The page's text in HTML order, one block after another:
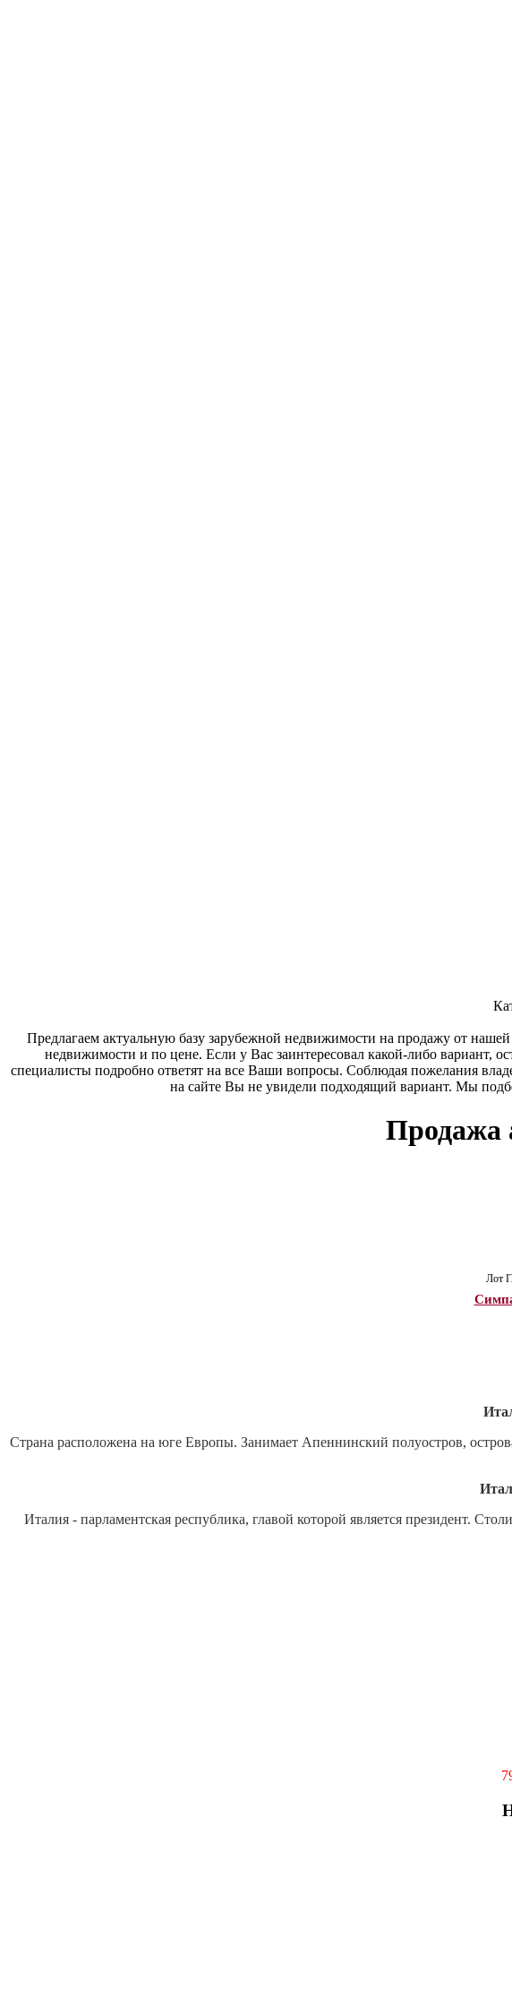
Предлагаем актуальную базу зарубежной недвижимости на продажу от
недвижимости и по цене. Если у Вас заинтересовал какой-либо вариант,
специалисты подробно ответят на все Ваши вопросы. Соблюдая пожелания
на сайте Вы не увидели подходящий вариант. Мы
Продажа
Лот
Страна расположена на юге Европы. Занимает Апеннинский полуостров,
Италия - парламентская республика, главой которой является президент.